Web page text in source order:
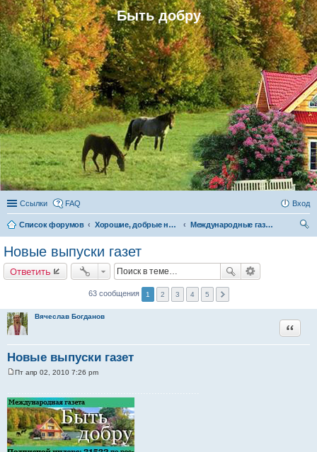
Быть добру
Ссылки FAQ Вход
Список форумов Хорошие, добрые новости и их распространение в обществе
Международные газеты «Быть добру», «Родная газета» и «Родовое поместье»
Новые выпуски газет
Ответить
63 сообщения 1 2 3 4 5
Вячеслав Богданов
Новые выпуски газет
Цитата
о
б
щ
е
н
и
е
Пт апр 02, 2010 7:26 pm
....................................................................